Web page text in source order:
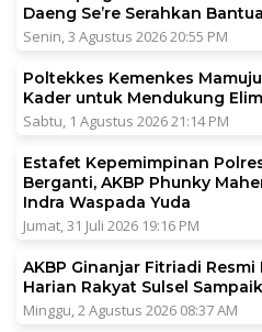
Daeng Se’re Serahkan
Senin, 3 Agustus 2026 20:55 PM
Poltekkes Kemenkes
Kader untuk Mendukung
Sabtu, 1 Agustus 2026 21:14 PM
Estafet Kepemimpinan
Berganti, AKBP Phunky
Indra Waspada Yuda
Jumat, 31 Juli 2026 19:16 PM
AKBP Ginanjar Fitriadi
Harian Rakyat Sulsel
Minggu, 2 Agustus 2026 08:37 AM